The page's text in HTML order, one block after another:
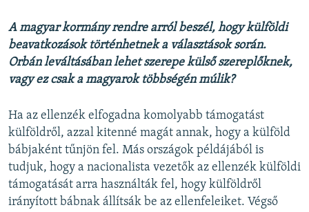
A magyar kormány rendre arról beszél, hogy külföldi
beavatkozások történhetnek a választások során.
Orbán leváltásában lehet szerepe külső szereplőknek,
vagy ez csak a magyarok többségén múlik?
Ha az ellenzék elfogadna komolyabb támogatást
külföldről, azzal kitenné magát annak, hogy a külföld
bábjaként tűnjön fel. Más országok példájából is
tudjuk, hogy a nacionalista vezetők az ellenzék külföldi
támogatását arra használták fel, hogy külföldről
irányított bábnak állítsák be az ellenfeleiket. Végső